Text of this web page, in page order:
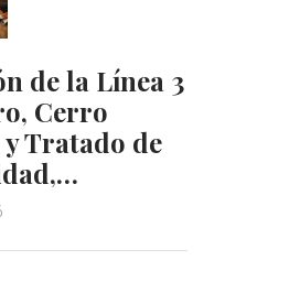
de la Línea 3
Cerro
Tratado de